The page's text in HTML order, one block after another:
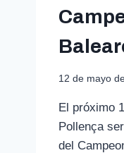
12 de mayo
El próximo
Pollença
del